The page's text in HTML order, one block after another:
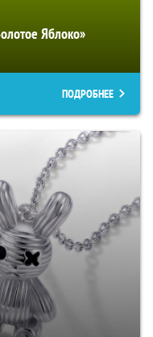
Яблоко»
ПОДРОБНЕЕ